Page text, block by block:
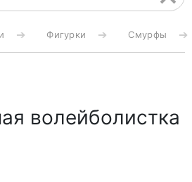
Фигурки Смурфы
волейболистка